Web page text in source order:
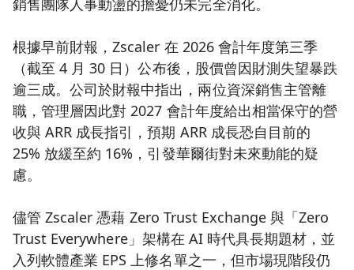
根據早前財報，Zscaler 在 2026 會計年度第三季
（截至 4 月 30 日）公布後，股價曾因財測失望暴跌
逾三成。公司於財報中指出，兩位資深銷售主管離
職，管理層因此對 2027 會計年度給出相當保守的營
收與 ARR 成長指引，預期 ARR 成長恐自目前的
25% 放緩至約 16%，引發華爾街對未來動能的疑
慮。
儘管 Zscaler 憑藉 Zero Trust Exchange 與「Zero
Trust Everywhere」架構在 AI 時代具長期題材，並
入列軟體產業 EPS 上修名單之一，但市場現階段仍